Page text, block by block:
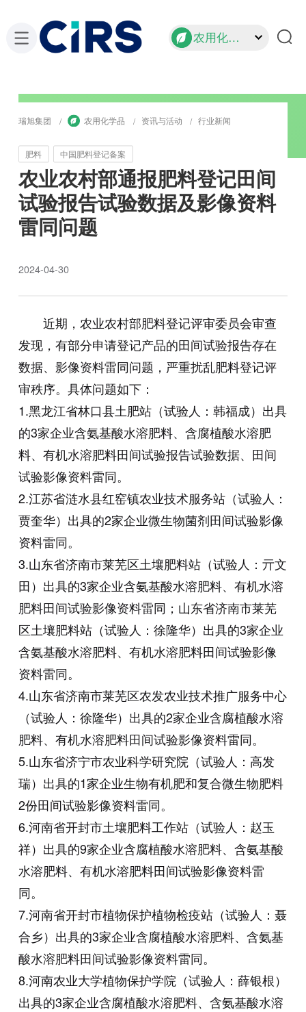
农用化学品
瑞旭集团 农用化学品 资讯与活动 行业新闻
肥料 中国肥料登记备案
农业农村部通报肥料登记田间
试验报告试验数据及影像资料
雷同问题
2024-04-30
近期，农业农村部肥料登记评审委员会审查
发现，有部分申请登记产品的田间试验报告存在
数据、影像资料雷同问题，严重扰乱肥料登记评
审秩序。具体问题如下：
1.黑龙江省林口县土肥站（试验人：韩福成）出具
的3家企业含氨基酸水溶肥料、含腐植酸水溶肥
料、有机水溶肥料田间试验报告试验数据、田间
试验影像资料雷同。
2.江苏省涟水县红窑镇农业技术服务站（试验人：
贾奎华）出具的2家企业微生物菌剂田间试验影像
资料雷同。
3.山东省济南市莱芜区土壤肥料站（试验人：亓文
田）出具的3家企业含氨基酸水溶肥料、有机水溶
肥料田间试验影像资料雷同；山东省济南市莱芜
区土壤肥料站（试验人：徐隆华）出具的3家企业
含氨基酸水溶肥料、有机水溶肥料田间试验影像
资料雷同。
4.山东省济南市莱芜区农发农业技术推广服务中心
（试验人：徐隆华）出具的2家企业含腐植酸水溶
肥料、有机水溶肥料田间试验影像资料雷同。
5.山东省济宁市农业科学研究院（试验人：高发
瑞）出具的1家企业生物有机肥和复合微生物肥料
2份田间试验影像资料雷同。
6.河南省开封市土壤肥料工作站（试验人：赵玉
祥）出具的9家企业含腐植酸水溶肥料、含氨基酸
水溶肥料、有机水溶肥料田间试验影像资料雷
同。
7.河南省开封市植物保护植物检疫站（试验人：聂
合乡）出具的3家企业含腐植酸水溶肥料、含氨基
酸水溶肥料田间试验影像资料雷同。
8.河南农业大学植物保护学院（试验人：薛银根）
出具的3家企业含腐植酸水溶肥料、含氨基酸水溶